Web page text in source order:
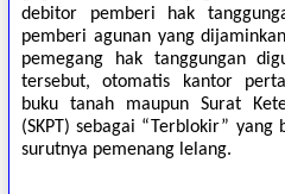
debitor pemberi hak
pemberi agunan yang
pemegang hak tanggungan
tersebut, otomatis kantor
buku tanah maupun Surat
(SKPT) sebagai “Terblokir” yang
surutnya pemenang lelang.